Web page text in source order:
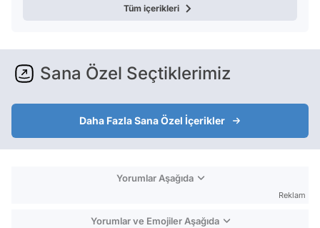
Tüm içerikleri
Sana Özel Seçtiklerimiz
Daha Fazla Sana Özel İçerikler
Yorumlar Aşağıda
Reklam
Yorumlar ve Emojiler Aşağıda